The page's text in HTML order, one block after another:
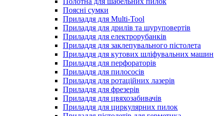
Поясні сумки
Приладдя для Multi-Tool
Приладдя для дрилів та шуруповертів
Приладдя для електрорубанків
Приладдя для заклепувального пістолета
Приладдя для кутових шліфувальних машин
Приладдя для перфораторів
Приладдя для пилососів
Приладдя для ротаційних лазерів
Приладдя для фрезерів
Приладдя для цвяхозабивачів
Приладдя для циркулярних пилок